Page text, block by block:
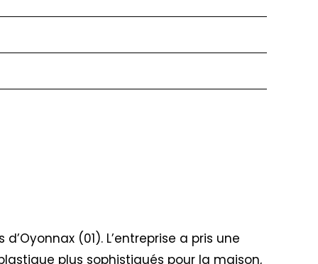
(01). L’entreprise a pris une
plus sophistiqués pour la maison,